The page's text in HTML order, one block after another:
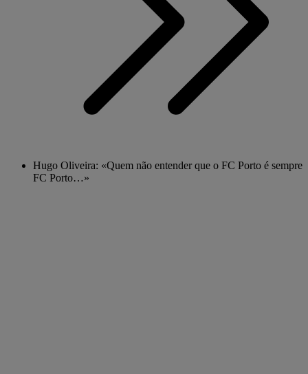
Hugo Oliveira: «Quem não entender que o FC Porto é sempre
FC Porto…»